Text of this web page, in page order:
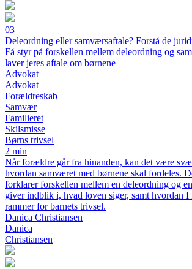
03
Deleordning eller samværsaftale? Forstå de
Få styr på forskellen mellem deleordning og
laver jeres aftale om børnene
Advokat
Advokat
Forældreskab
Samvær
Familieret
Skilsmisse
Børns trivsel
2 min
Når forældre går fra hinanden, kan det være
hvordan samværet med børnene skal fordeles.
forklarer forskellen mellem en deleordning og
giver indblik i, hvad loven siger, samt hvordan I
rammer for barnets trivsel.
Danica Christiansen
Danica
Christiansen